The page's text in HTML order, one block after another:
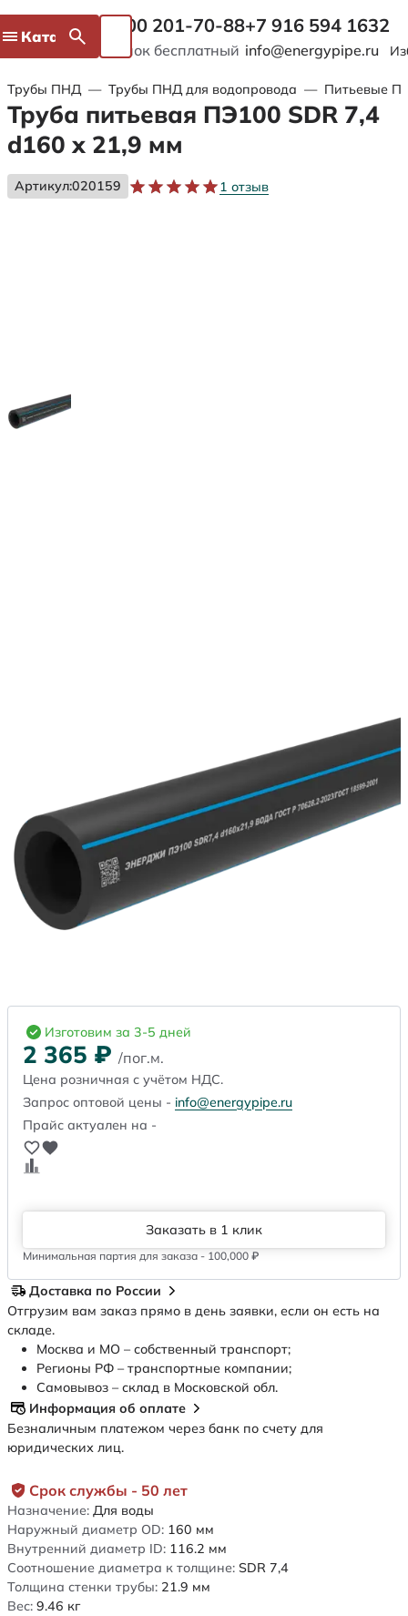
Каталог 8 800 201-70-88
Звонок бесплатный
+7 916 594 1632
info@energypipe.ru
Трубы ПНД — Трубы ПНД для водопровода — Питьевые
Труба питьевая ПЭ100 SDR 7,4
d160 х 21,9 мм
Артикул:020159 1 отзыв
Срок службы - 50 лет
Назначение: Для воды
Наружный диаметр OD: 160 мм
Внутренний диаметр ID: 116.2 мм
Соотношение диаметра к толщине: SDR 7,4
Толщина стенки трубы: 21.9 мм
Вес: 9.46 кг
Изготовим за 3-5 дней
2 365 ₽ /пог.м.
Цена розничная с учётом НДС.
Запрос оптовой цены - info@energypipe.ru
Прайс актуален на -
Заказать в 1 клик
Минимальная партия для заказа - 100,000 ₽
Доставка по России
Отгрузим вам заказ прямо в день заявки, если он есть на
складе.
Москва и МО – собственный транспорт;
Регионы РФ – транспортные компании;
Самовывоз – склад в Московской обл.
Информация об оплате
Безналичным платежом через банк по счету для
юридических лиц.